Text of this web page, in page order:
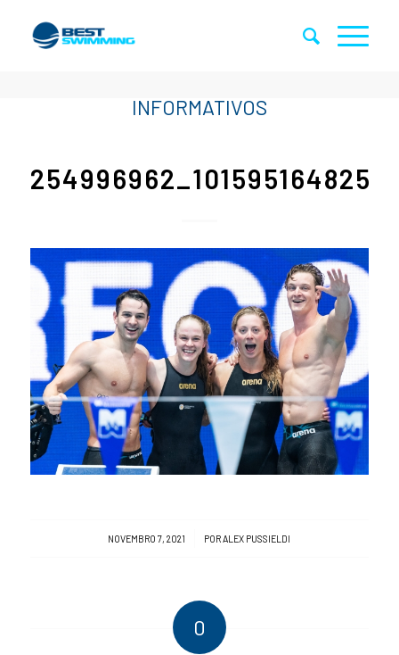
NOVEMBRO 7, 2021
/ POR ALEX PUSSIELDI
0